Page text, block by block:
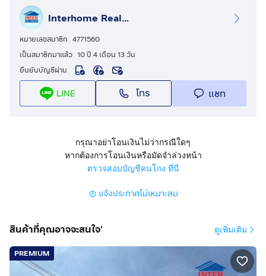
รายละเอียด
ใกล้เดอะไบร์ พระราม2 ใกล้โฮมโปร พระราม2 ใกล้บิ๊กซี
พระราม2
หมู่บ้านชัยพฤกษ์ พระราม2 (CHAIYAPRUEK RAMA2) ขาย
บ้านเดี่ยว 2 ชั้น
พระราม2 ถนนพระราม2 แขวงท่าข้าม เขตบางขุนเทียน
กรุงเทพมหานคร
บ้าน, พื้นที่อเนกประสงค์ สามารถจอดรถได้ 3 คัน
การตกแต่ง
ออกแบบสไตล์ Florida Cape Dutch ได้กลิ่นอายแบบบ้าน
สไตล์ยุโรปแบบบ้าน GRACIOUS บ้านโล่ง โปร่ง สบาย
(เพดานสูง 5.84 เมตร Double Volume)
Interhome Realty Estate
หมายเลขสมาชิก 4771560
เป็นสมาชิกมาแล้ว 10 ปี 4 เดือน 13 วัน
ยืนยันบัญชีผ่าน
LINE โทร แชท
กรุณาอย่าโอนเงินไม่ว่ากรณีใดๆ
หากต้องการโอนเงินหรือมัดจำล่วงหน้า
ตรวจสอบบัญชีคนโกง ที่นี่
แจ้งประกาศไม่เหมาะสม
สินค้าที่คุณอาจจะสนใจ' ดูเพิ่มเติม
PREMIUM